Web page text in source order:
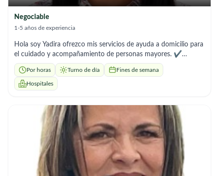
Negociable
1-5 años de experiencia
Hola soy Yadira ofrezco mis servicios de ayuda a domicilio para
el cuidado y acompañamiento de personas mayores. ✔
Atención y compañía. ✔ Apoyo en el aseo e higiene personal.
✔ Preparación de comidas. ✔ Ayuda con la medicación
(según indicaciones familiares). ✔ Paseos y acompañamiento a
de semana. - Horarios a convenir. Soy una persona
responsable, amable, paciente y comprometida con el bienestar
de los adultos mayores. Si necesita apoyo para un familiar, no
dude en ponerse en contacto conmigo.
Por horas Turno de día Fines de semana
Hospitales